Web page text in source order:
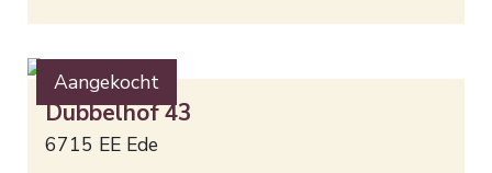
Aangekocht
Dubbelhof43
6715 EE Ede